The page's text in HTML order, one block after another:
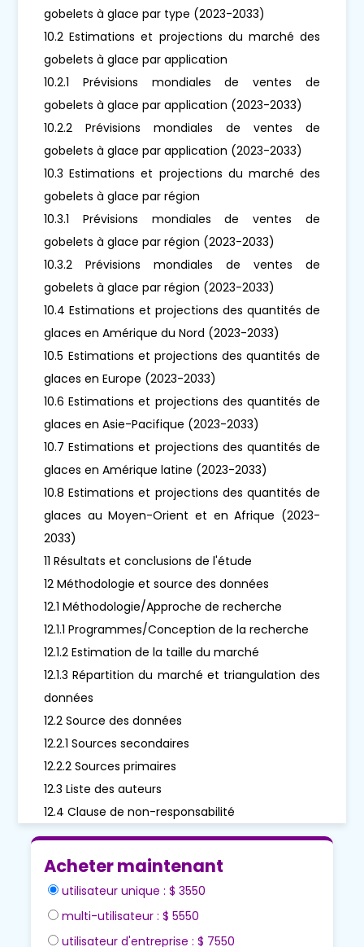
gobelets à glace par type (2023-2033)
10.2 Estimations et projections du marché des
gobelets à glace par application
10.2.1 Prévisions mondiales de ventes de
gobelets à glace par application (2023-2033)
10.2.2 Prévisions mondiales de ventes de
gobelets à glace par application (2023-2033)
10.3 Estimations et projections du marché des
gobelets à glace par région
10.3.1 Prévisions mondiales de ventes de
gobelets à glace par région (2023-2033)
10.3.2 Prévisions mondiales de ventes de
gobelets à glace par région (2023-2033)
10.4 Estimations et projections des quantités de
glaces en Amérique du Nord (2023-2033)
10.5 Estimations et projections des quantités de
glaces en Europe (2023-2033)
10.6 Estimations et projections des quantités de
glaces en Asie-Pacifique (2023-2033)
10.7 Estimations et projections des quantités de
glaces en Amérique latine (2023-2033)
10.8 Estimations et projections des quantités de
glaces au Moyen-Orient et en Afrique (2023-
2033)
11 Résultats et conclusions de l'étude
12 Méthodologie et source des données
12.1 Méthodologie/Approche de recherche
12.1.1 Programmes/Conception de la recherche
12.1.2 Estimation de la taille du marché
12.1.3 Répartition du marché et triangulation des
données
12.2 Source des données
12.2.1 Sources secondaires
12.2.2 Sources primaires
12.3 Liste des auteurs
12.4 Clause de non-responsabilité
Acheter maintenant
utilisateur unique : $ 3550
multi-utilisateur : $ 5550
utilisateur d'entreprise : $ 7550